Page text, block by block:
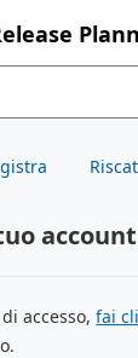
account
accesso,fai